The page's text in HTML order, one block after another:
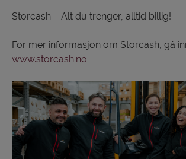
Storcash – Alt du trenger, alltid billig!
For mer informasjon om Storcash, gå
www.storcash.no